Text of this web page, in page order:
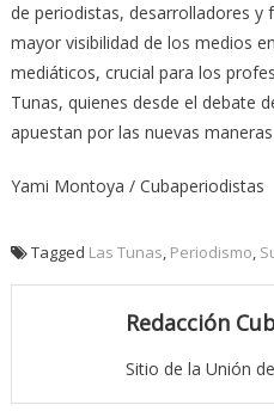
de periodistas, desarrolladores
mayor visibilidad de los medios
mediáticos, crucial para los
Tunas, quienes desde el debate
apuestan por las nuevas
Yami Montoya / Cubaperiodistas
Tagged Las Tunas, Periodismo,
Redacción
Sitio de la Unión